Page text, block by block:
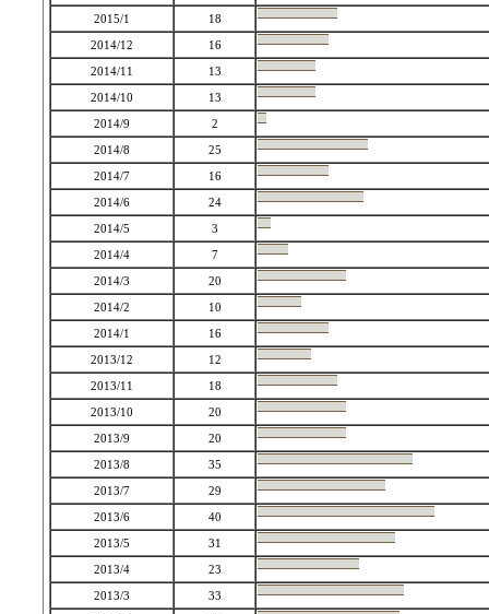
2015/1
18
2014/12
16
2014/11
13
2014/10
13
2014/9
2
2014/8
25
2014/7
16
2014/6
24
2014/5
3
2014/4
7
2014/3
20
2014/2
10
2014/1
16
2013/12
12
2013/11
18
2013/10
20
2013/9
20
2013/8
35
2013/7
29
2013/6
40
2013/5
31
2013/4
23
2013/3
33